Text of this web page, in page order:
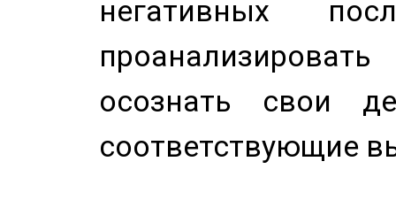
негативных
осознать свои
соответствующие